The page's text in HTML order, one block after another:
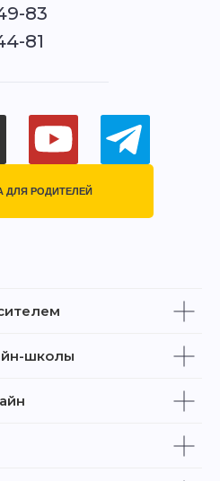
ДЛЯ РОДИТЕЛЕЙ
83
81
школы